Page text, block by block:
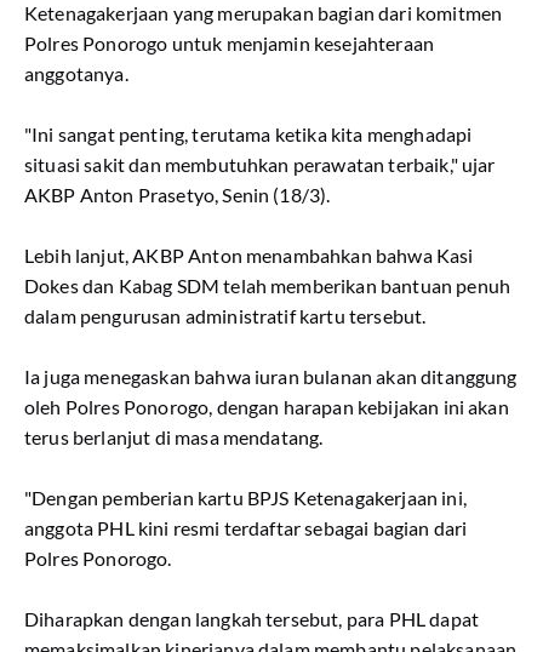
Ketenagakerjaan yang merupakan bagian dari komitmen
Polres Ponorogo untuk menjamin kesejahteraan
anggotanya.
"Ini sangat penting, terutama ketika kita menghadapi
situasi sakit dan membutuhkan perawatan terbaik," ujar
AKBP Anton Prasetyo, Senin (18/3).
Lebih lanjut, AKBP Anton menambahkan bahwa Kasi
Dokes dan Kabag SDM telah memberikan bantuan penuh
dalam pengurusan administratif kartu tersebut.
Ia juga menegaskan bahwa iuran bulanan akan ditanggung
oleh Polres Ponorogo, dengan harapan kebijakan ini akan
terus berlanjut di masa mendatang.
"Dengan pemberian kartu BPJS Ketenagakerjaan ini,
anggota PHL kini resmi terdaftar sebagai bagian dari
Polres Ponorogo.
Diharapkan dengan langkah tersebut, para PHL dapat